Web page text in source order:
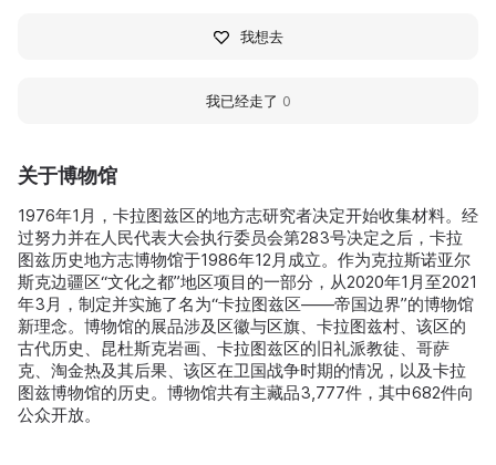
关于博物馆
1976年1月，卡拉图兹区的地方志研究者决定开始收集材料。经
过努力并在人民代表大会执行委员会第283号决定之后，卡拉
图兹历史地方志博物馆于1986年12月成立。作为克拉斯诺亚尔
斯克边疆区“文化之都”地区项目的一部分，从2020年1月至2021
年3月，制定并实施了名为“卡拉图兹区——帝国边界”的博物馆
新理念。博物馆的展品涉及区徽与区旗、卡拉图兹村、该区的
古代历史、昆杜斯克岩画、卡拉图兹区的旧礼派教徒、哥萨
克、淘金热及其后果、该区在卫国战争时期的情况，以及卡拉
图兹博物馆的历史。博物馆共有主藏品3,777件，其中682件向
公众开放。
我想去
我已经走了 0